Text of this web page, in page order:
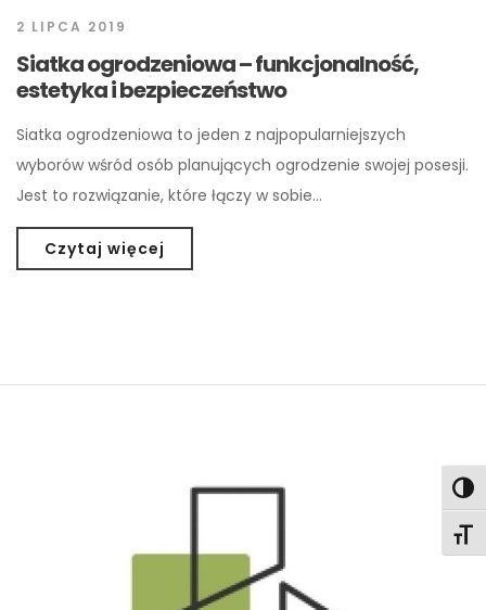
2 LIPCA 2019
Siatka ogrodzeniowa – funkcjonalność,
estetyka i bezpieczeństwo
Siatka ogrodzeniowa to jeden z najpopularniejszych
wyborów wśród osób planujących ogrodzenie swojej posesji.
Jest to rozwiązanie, które łączy w sobie…
Czytaj więcej